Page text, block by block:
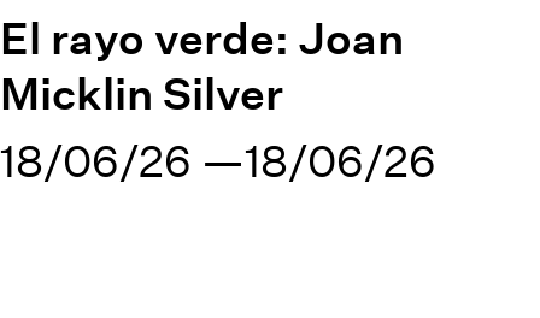
El rayo verde: Joan
Micklin Silver
18/06/26
18/06/26